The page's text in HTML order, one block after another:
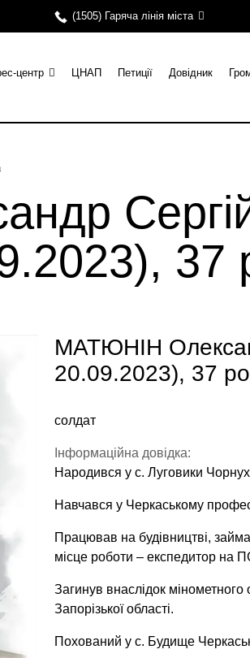
(1505) Гаряча лінія міста
центр ЦНАП Петиції Довідник
37
МАТЮНІН
20.09.2023), 37
солдат
Інформаційна довідка:
Народився у с. Луговики
Навчався у Черкаському
Працював на будівництві,
місце роботи – експедитор на
Загинув внаслідок мінометного
Запорізької області.
Похований у с. Будище